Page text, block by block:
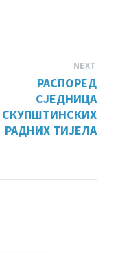
NEXT
РАСПОРЕД
СЈЕДНИЦА
СКУПШТИНСКИХ
РАДНИХ ТИЈЕЛА